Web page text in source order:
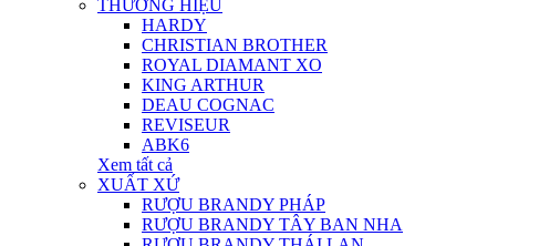
THƯƠNG HIỆU
HARDY
CHRISTIAN BROTHER
ROYAL DIAMANT XO
KING ARTHUR
DEAU COGNAC
REVISEUR
ABK6
Xem tất cả
XUẤT XỨ
RƯỢU BRANDY PHÁP
RƯỢU BRANDY TÂY BAN NHA